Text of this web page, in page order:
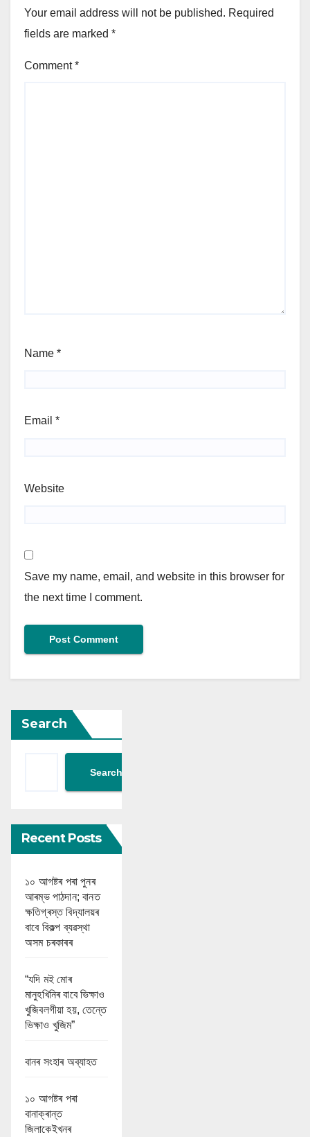
Your email address will not be published. Required
fields are marked *
Comment*
Name *
Email *
Website
Save my name, email, and website in this browser for
the next time I comment.
Search
Search
Recent Posts
১০ আগষ্টৰ পৰা পুনৰ
আৰম্ভ পাঠদান; বানত
ক্ষতিগ্ৰস্ত বিদ্যালয়ৰ
বাবে বিকল্প ব্যৱস্থা
অসম চৰকাৰৰ
“যদি মই মোৰ
মানুহখিনিৰ বাবে ভিক্ষাও
খুজিবলগীয়া হয়, তেন্তে
ভিক্ষাও খুজিম”
বানৰ সংহাৰ অব্যাহত
১০ আগষ্টৰ পৰা
বানাক্ৰান্ত
জিলাকেইখনৰ